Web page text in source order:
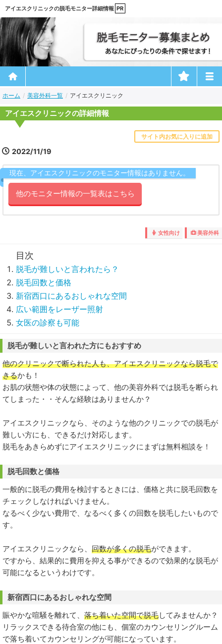
アイエスクリニックの脱毛モニター詳細情報
ホーム 美容外科一覧 アイエスクリニック
アイエスクリニックの詳細情報
2022/11/19
現在、アイエスクリニックのモニター情報はありません。
他のモニター情報の一覧表はこちら
女性向け 美容外科
脱毛が難しいと言われたら？
脱毛回数と価格
新宿西口にあるおしゃれな空間
広い範囲をレーザー照射
女医の診察も可能
脱毛が難しいと言われた方にもおすすめ
他のクリニックで断られた人も、アイエスクリニックなら脱毛で
きるかも！
お肌の状態や体の状態によって、他の美容外科では脱毛を断られ
てしまった・・そんな経験はありませんか？
アイエスクリニックなら、そのような他のクリニックでの脱毛が
難しい方にも、できるだけ対応します。
脱毛をあきらめずにアイエスクリニックにまずは無料相談を！
脱毛回数と価格
一般的に脱毛の費用を検討するときには、価格と共に脱毛回数を
チェックしなければいけません。
なるべく少ない費用で、なるべく多くの回数を脱毛したいもので
す。
アイエスクリニックなら、 回数が多くの脱毛ができます。
ですから、結果的に費用を抑える事ができるので効果的な脱毛が
可能になるというわけです。
新宿西口にあるおしゃれな空間
賑やかな喧騒を離れて、 落ち着いた空間で脱毛してみませんか？
リラックスできる待合室の他にも、個室のカウンセリングルーム
で落ち着いてカウンセリングが可能になっています。
サイト内お気に入りに追加